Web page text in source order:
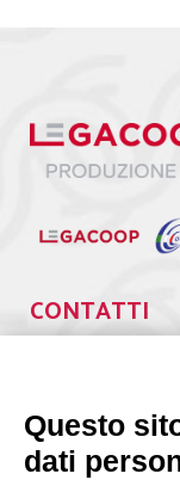
CONTATTI
Questo
dati